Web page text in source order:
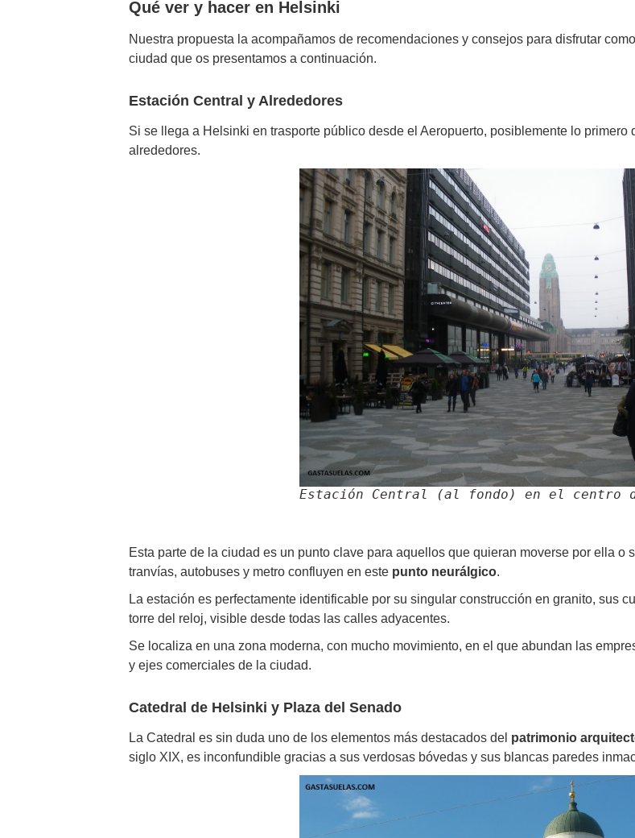
Qué ver y hacer en Helsinki
Nuestra propuesta la acompañamos de recomendaciones y consejos para disfrutar
ciudad que os presentamos a continuación.
Estación Central y Alrededores
Si se llega a Helsinki en trasporte público desde el Aeropuerto, posiblemente lo
alrededores.
Estación Central (al fondo) en el centro
Esta parte de la ciudad es un punto clave para aquellos que quieran moverse por ella o
tranvías, autobuses y metro confluyen en este punto neurálgico.
La estación es perfectamente identificable por su singular construcción en granito, sus
torre del reloj, visible desde todas las calles adyacentes.
Se localiza en una zona moderna, con mucho movimiento, en el que abundan las
y ejes comerciales de la ciudad.
Catedral de Helsinki y Plaza del Senado
La Catedral es sin duda uno de los elementos más destacados del patrimonio
siglo XIX, es inconfundible gracias a sus verdosas bóvedas y sus blancas paredes